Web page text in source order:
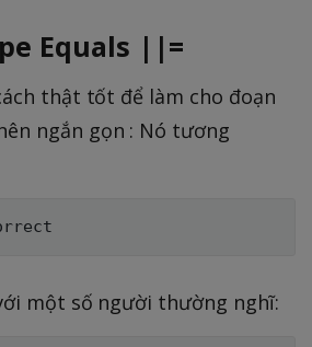
Equals ||=
thật tốt để làm cho đoạn
ngắn gọn : Nó tương
một số người thường nghĩ: